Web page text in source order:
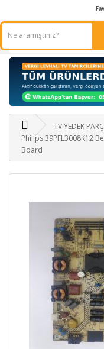
TV YEDEK
Philips 39PFL3008K12
Board